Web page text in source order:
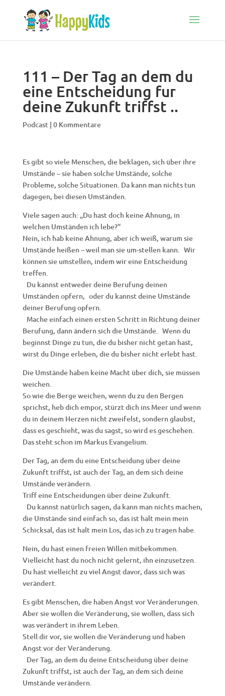
111 – Der Tag an dem du
eine Entscheidung fur
deine Zukunft triffst ..
Podcast| 0 Kommentare
Es gibt so viele Menschen, die beklagen, sich über ihre
Umstände – sie haben solche Umstände, solche
Probleme, solche Situationen. Da kann man nichts tun
dagegen, bei diesen Umständen.
Viele sagen auch: „Du hast doch keine Ahnung, in
welchen Umständen ich lebe?“
Nein, ich hab keine Ahnung, aber ich weiß, warum sie
Umstände heißen – weil man sie um-stellen kann. Wir
können sie umstellen, indem wir eine Entscheidung
treffen.
Du kannst entweder deine Berufung deinen
Umständen opfern, oder du kannst deine Umstände
deiner Berufung opfern.
Mache einfach einen ersten Schritt in Richtung deiner
Berufung, dann ändern sich die Umstände. Wenn du
beginnst Dinge zu tun, die du bisher nicht getan hast,
wirst du Dinge erleben, die du bisher nicht erlebt hast.
Die Umstände haben keine Macht über dich, sie müssen
weichen.
So wie die Berge weichen, wenn du zu den Bergen
sprichst, heb dich empor, stürzt dich ins Meer und wenn
du in deinem Herzen nicht zweifelst, sondern glaubst,
dass es geschieht, was du sagst, so wird es geschehen.
Das steht schon im Markus Evangelium.
Der Tag, an dem du eine Entscheidung über deine
Zukunft triffst, ist auch der Tag, an dem sich deine
Umstände verändern.
Triff eine Entscheidungen über deine Zukunft.
Du kannst natürlich sagen, da kann man nichts machen,
die Umstände sind einfach so, das ist halt mein mein
Schicksal, das ist halt mein Los, das ich zu tragen habe.
Nein, du hast einen freien Willen mitbekommen.
Vielleicht hast du noch nicht gelernt, ihn einzusetzen.
Du hast vielleicht zu viel Angst davor, dass sich was
verändert.
Es gibt Menschen, die haben Angst vor Veränderungen.
Aber sie wollen die Veränderung, sie wollen, dass sich
was verändert in ihrem Leben.
Stell dir vor, sie wollen die Veränderung und haben
Angst vor der Veränderung.
Der Tag, an dem du deine Entscheidung über deine
Zukunft triffst, ist auch der Tag, an dem sich deine
Umstände verändern.